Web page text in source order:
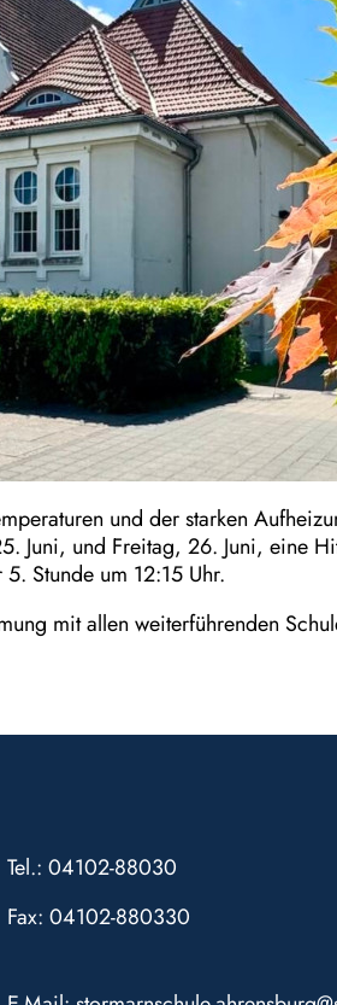
und der starken
Juni, und Freitag, 26. Juni, eine
Stunde um 12:15 Uhr.
mit allen weiterführenden
Tel.: 04102-88030
Fax: 04102-880330